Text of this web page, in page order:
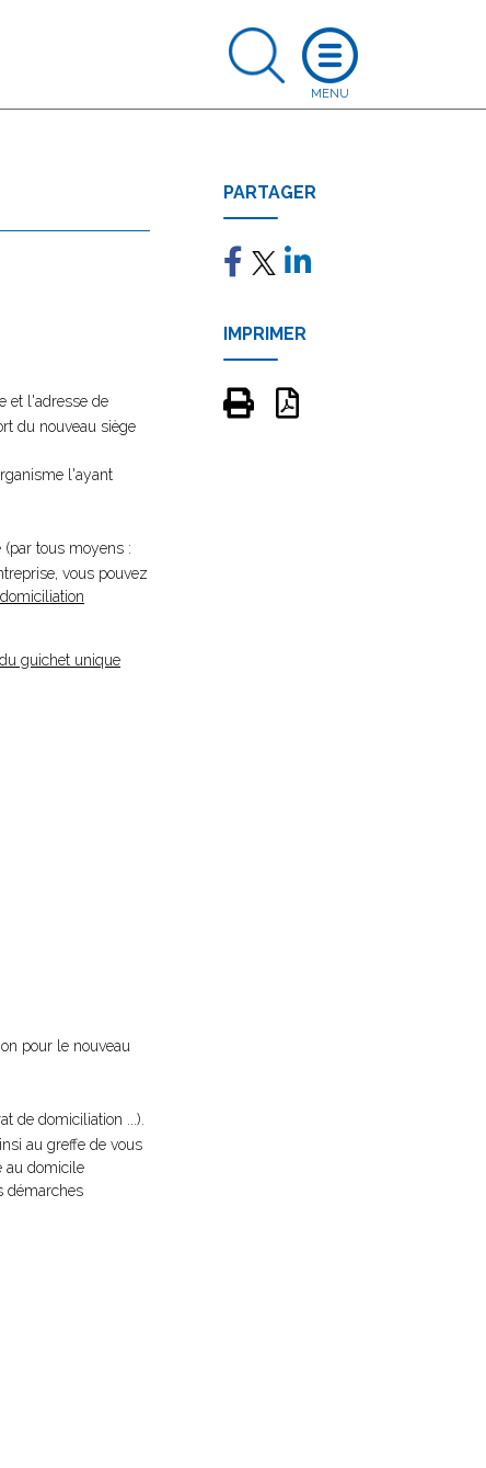
et l'adresse de
du nouveau siège
l'ayant
(par tous moyens :
vous pouvez
du guichet unique
pour le nouveau
de domiciliation ...).
au greffe de vous
au domicile
démarches
PARTAGER
IMPRIMER